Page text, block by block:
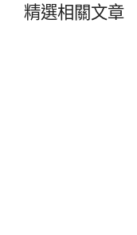
精選相關文章